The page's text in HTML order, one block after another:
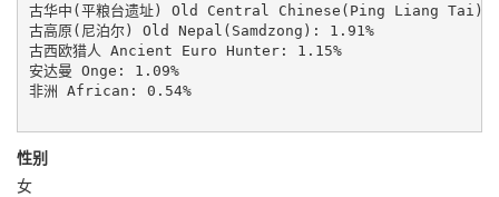
古华中(平粮台遗址) Old Central Chinese(Ping Liang Tai):
古高原(尼泊尔) Old Nepal(Samdzong): 1.91%
古西欧猎人 Ancient Euro Hunter: 1.15%
安达曼 Onge: 1.09%
非洲 African: 0.54%
性别
女